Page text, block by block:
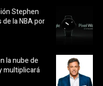
Stephen
la NBA por
la nube de
multiplicará